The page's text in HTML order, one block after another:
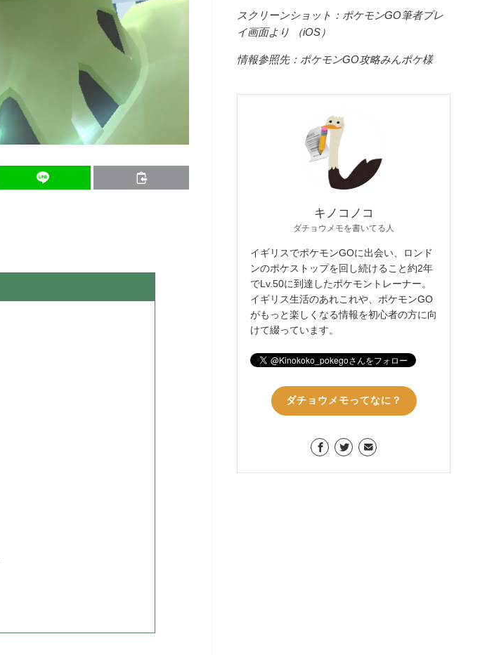
スクリーンショット：ポケモンGO筆者プレ
イ画面より （iOS）
情報参照先：ポケモンGO攻略みんポケ様
キノコノコ
ダチョウメモを書いてる人
イギリスでポケモンGOに出会い、ロンド
ンのポケストップを回し続けること約2年
でLv.50に到達したポケモントレーナー。
イギリス生活のあれこれや、ポケモンGO
がもっと楽しくなる情報を初心者の方に向
けて綴っています。
ダチョウメモってなに？